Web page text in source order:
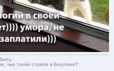
чьи танки стояли в Берлине?